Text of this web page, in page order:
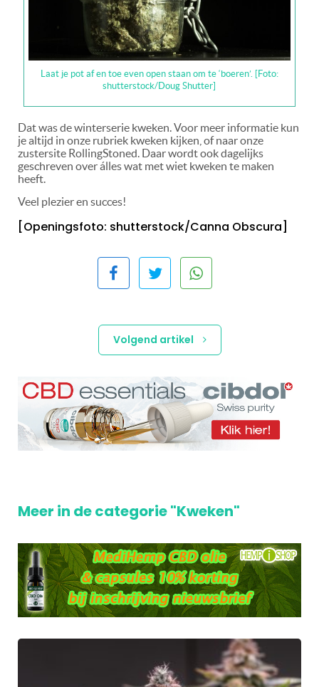
Laat je pot af en toe even open staan om te ‘boeren’. [Foto:
shutterstock/Doug Shutter]
Dat was de winterserie kweken. Voor meer informatie kun
je altijd in onze rubriek kweken kijken, of naar onze
zustersite RollingStoned. Daar wordt ook dagelijks
geschreven over álles wat met wiet kweken te maken
heeft.
Veel plezier en succes!
[Openingsfoto: shutterstock/Canna Obscura]
Volgend artikel
Meer in de categorie "Kweken"